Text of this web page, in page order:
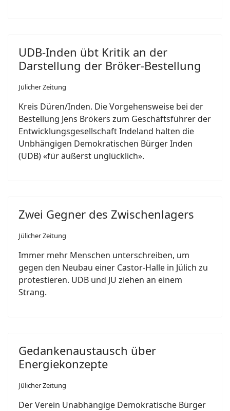
UDB-Inden übt Kritik an der
Darstellung der Bröker-Bestellung
Jülicher Zeitung
Kreis Düren/Inden. Die Vorgehensweise bei der
Bestellung Jens Brökers zum Geschäftsführer der
Entwicklungsgesellschaft Indeland halten die
Unbhängigen Demokratischen Bürger Inden
(UDB) «für äußerst unglücklich».
Zwei Gegner des Zwischenlagers
Jülicher Zeitung
Immer mehr Menschen unterschreiben, um
gegen den Neubau einer Castor-Halle in Jülich zu
protestieren. UDB und JU ziehen an einem
Strang.
Gedankenaustausch über
Energiekonzepte
Jülicher Zeitung
Der Verein Unabhängige Demokratische Bürger